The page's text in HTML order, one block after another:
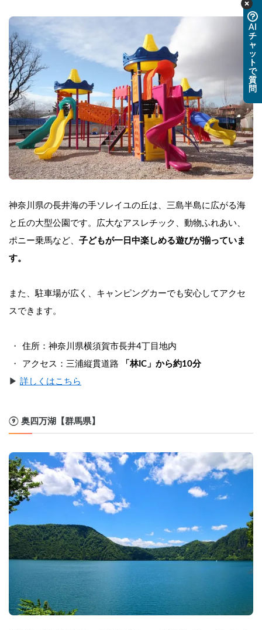
神奈川県の長井海の手ソレイユの丘は、三島半島に広がる海
と丘の大型公園です。広大なアスレチック、動物ふれあい、
ポニー乗馬など、 子どもが一日中楽しめる遊びが揃っていま
す。
また、駐車場が広く、キャンピングカーでも安心してアクセ
スできます。
住所：神奈川県横須賀市長井4丁目地内
アクセス：三浦縦貫道路
「林IC」から約10分
▶︎ 詳しくはこちら
⑨ 奥四万湖【群馬県】
AI
チ
ャ
ッ
ト
で
質
問